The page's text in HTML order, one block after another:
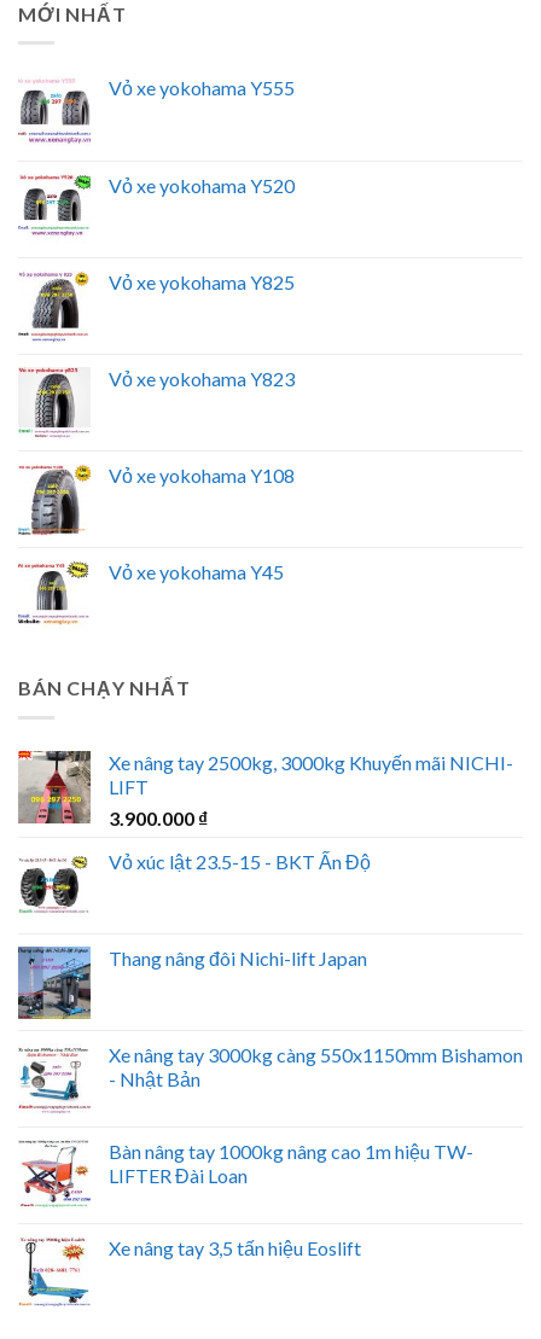
MỚI NHẤT
Vỏ xe yokohama Y555
Vỏ xe yokohama Y520
Vỏ xe yokohama Y825
Vỏ xe yokohama Y823
Vỏ xe yokohama Y108
Vỏ xe yokohama Y45
BÁN CHẠY NHẤT
Xe nâng tay 2500kg, 3000kg Khuyến mãi NICHI-
LIFT
3.900.000 ₫
Vỏ xúc lật 23.5-15 - BKT Ấn Độ
Thang nâng đôi Nichi-lift Japan
Xe nâng tay 3000kg càng 550x1150mm Bishamon
- Nhật Bản
Bàn nâng tay 1000kg nâng cao 1m hiệu TW-
LIFTER Đài Loan
Xe nâng tay 3,5 tấn hiệu Eoslift